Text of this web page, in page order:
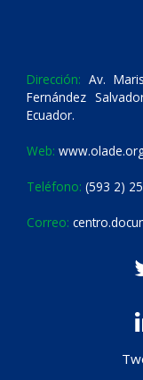
Dirección: Av.
Fernández
Ecuador.
Web:
Teléfono: (593 2)
Correo: